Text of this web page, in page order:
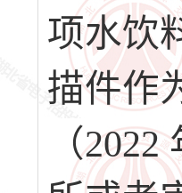
项水饮
描件作
（